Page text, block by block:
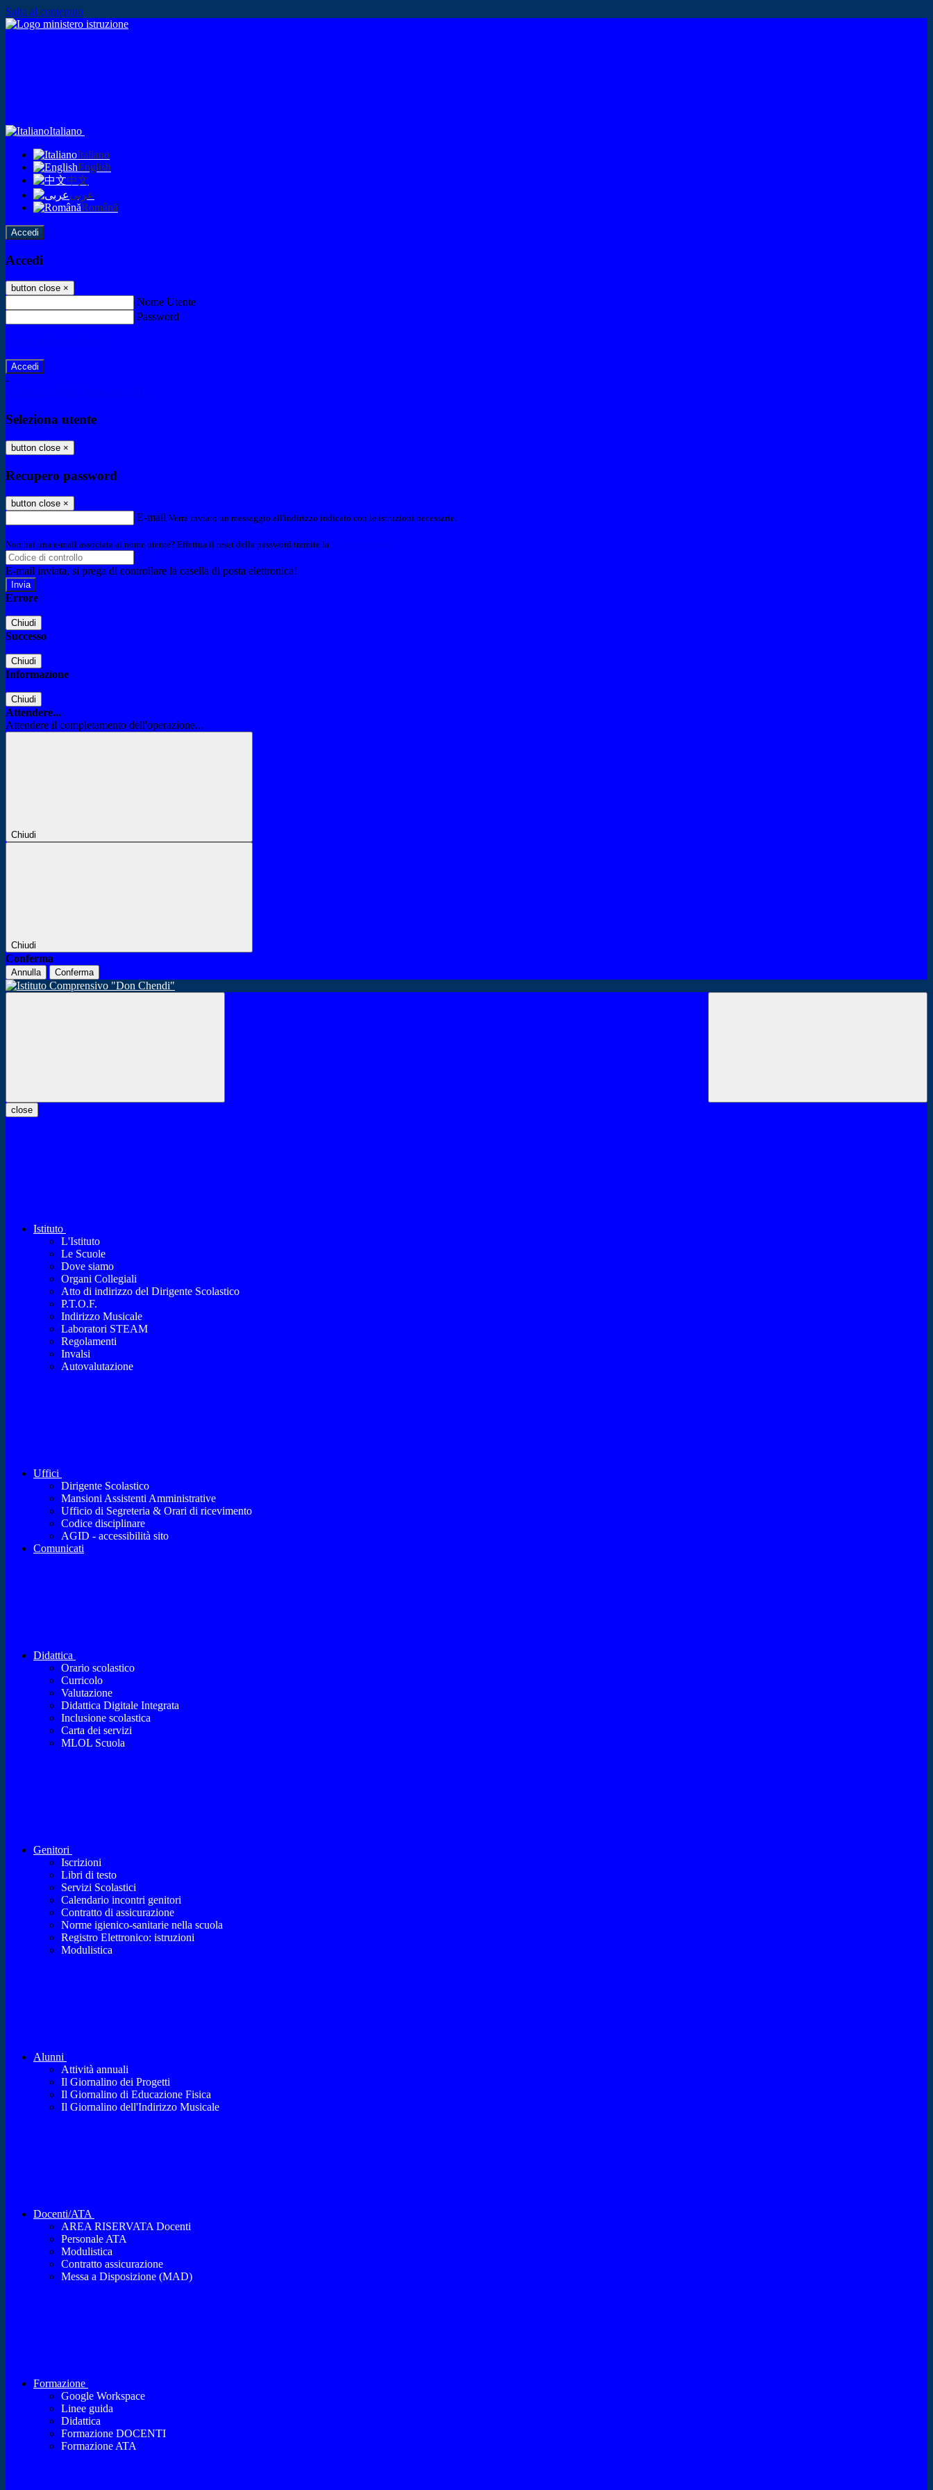
Salta al contenuto
Italiano
Italiano
English
中文
عربى
Română
Accedi
Accedi
button close ×
Nome Utente
Password
-
Seleziona utente
button close ×
Recupero password
button close ×
E-mail Verrà inviato un messaggio all'indirizzo indicato con le istruzioni necessarie.
Non hai una e-mail associata al nome utente? Effettua il reset della password tramite la
E-mail inviata, si prega di controllare la casella di posta elettronica!
Errore
Chiudi
Successo
Chiudi
Informazione
Chiudi
Attendere...
Attendere il completamento dell'operazione...
Chiudi
Chiudi
Conferma
Annulla Conferma
close
Istituto
L'Istituto
Le Scuole
Dove siamo
Organi Collegiali
Atto di indirizzo del Dirigente Scolastico
P.T.O.F.
Indirizzo Musicale
Laboratori STEAM
Regolamenti
Invalsi
Autovalutazione
Uffici
Dirigente Scolastico
Mansioni Assistenti Amministrative
Ufficio di Segreteria & Orari di ricevimento
Codice disciplinare
AGID - accessibilità sito
Comunicati
Didattica
Orario scolastico
Curricolo
Valutazione
Didattica Digitale Integrata
Inclusione scolastica
Carta dei servizi
MLOL Scuola
Genitori
Iscrizioni
Libri di testo
Servizi Scolastici
Calendario incontri genitori
Contratto di assicurazione
Norme igienico-sanitarie nella scuola
Registro Elettronico: istruzioni
Modulistica
Alunni
Attività annuali
Il Giornalino dei Progetti
Il Giornalino di Educazione Fisica
Il Giornalino dell'Indirizzo Musicale
Docenti/ATA
AREA RISERVATA Docenti
Personale ATA
Modulistica
Contratto assicurazione
Messa a Disposizione (MAD)
Formazione
Google Workspace
Linee guida
Didattica
Formazione DOCENTI
Formazione ATA